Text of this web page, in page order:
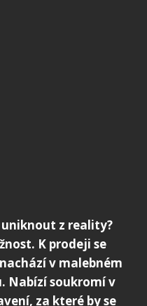
z reality?
K prodeji se
v malebném
Nabízí soukromí v
za které by se